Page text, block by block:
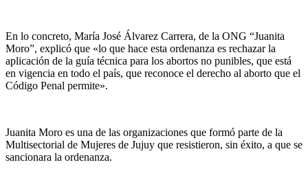
En lo concreto, María José Álvarez Carrera, de la ONG “Juanita
Moro”, explicó que «lo que hace esta ordenanza es rechazar la
aplicación de la guía técnica para los abortos no punibles, que está
en vigencia en todo el país, que reconoce el derecho al aborto que el
Código Penal permite».
Juanita Moro es una de las organizaciones que formó parte de la
Multisectorial de Mujeres de Jujuy que resistieron, sin éxito, a que se
sancionara la ordenanza.